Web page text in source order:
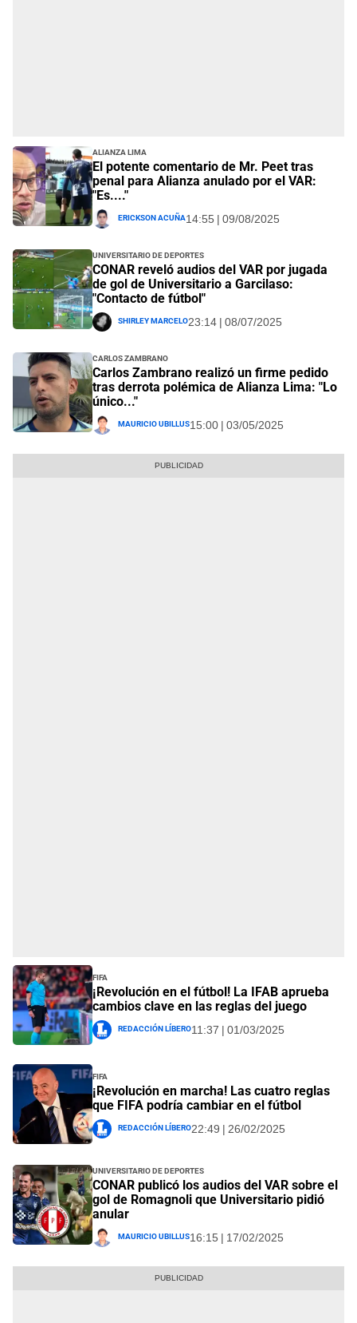
Alianza Lima
El potente comentario de Mr. Peet tras
penal para Alianza anulado por el VAR:
"Es...."
Erickson Acuña14:55 | 09/08/2025
Universitario de Deportes
CONAR reveló audios del VAR por jugada
de gol de Universitario a Garcilaso:
"Contacto de fútbol"
Shirley Marcelo23:14 | 08/07/2025
Carlos Zambrano
Carlos Zambrano realizó un firme pedido
tras derrota polémica de Alianza Lima: "Lo
único..."
Mauricio Ubillus15:00 | 03/05/2025
FIFA
¡Revolución en el fútbol! La IFAB aprueba
cambios clave en las reglas del juego
Redacción Líbero11:37 | 01/03/2025
FIFA
¡Revolución en marcha! Las cuatro reglas
que FIFA podría cambiar en el fútbol
Redacción Líbero22:49 | 26/02/2025
Universitario de Deportes
CONAR publicó los audios del VAR sobre el
gol de Romagnoli que Universitario pidió
anular
Mauricio Ubillus16:15 | 17/02/2025